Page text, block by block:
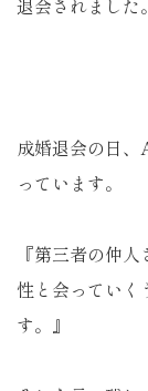
成婚退会の日
っています。
『第三者の仲
性と会ってい
す。』